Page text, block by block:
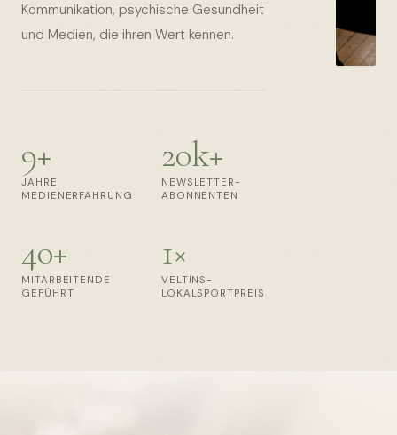
Kommunikation, psychische Gesundheit
und Medien, die ihren Wert kennen.
9+
JAHRE
MEDIENERFAHRUNG
20k+
NEWSLETTER-
ABONNENTEN
40+
MITARBEITENDE
GEFÜHRT
1×
VELTINS-
LOKALSPORTPREIS